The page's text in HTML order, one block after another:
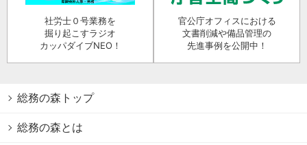
社労士０号業務を
掘り起こすラジオ
カッパダイブNEO！
官公庁オフィスにおける
文書削減や備品管理の
先進事例を公開中！
総務の森トップ
総務の森とは